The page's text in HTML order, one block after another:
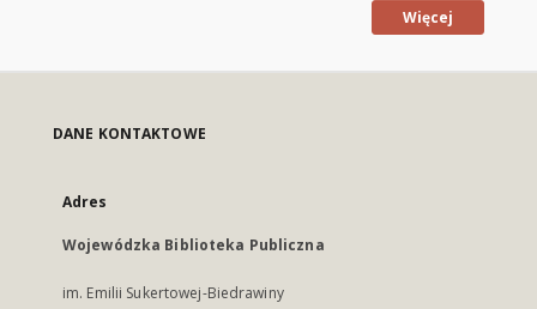
Więcej
DANE KONTAKTOWE
Adres
Wojewódzka Biblioteka Publiczna
im. Emilii Sukertowej-Biedrawiny